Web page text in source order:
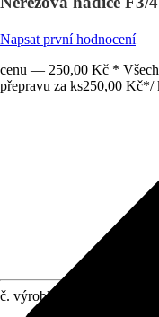
Napsat první hodnocení
cenu — 250,00 Kč *
přepravu za ks250,00 Kč*/
č. výrobku